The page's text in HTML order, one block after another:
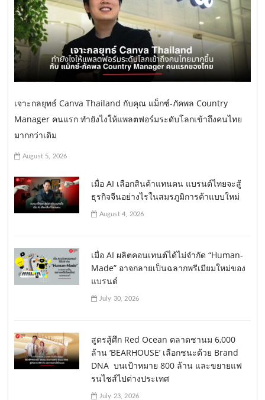
เจาะกลยุทธ์ Canva Thailand กับคุณ แม็กซ์-ภัคพล Country
Manager คนแรก ทำยังไงให้แพลตฟอร์มระดับโลกเข้าถึงคนไทย
มากกว่าเดิม
August 5, 2026
เมื่อ AI เลือกสินค้าแทนคน แบรนด์ไทยจะสู้
ธุรกิจจีนอย่างไรในสมรภูมิการค้าแบบใหม่
August 4, 2026
เมื่อ AI ผลิตคอนเทนต์ได้ไม่จำกัด “Human-
Made” อาจกลายเป็นฉลากพรีเมียมใหม่ของ
แบรนด์
July 30, 2026
สูตรสู้ศึก Red Ocean ตลาดชานม 6,000
ล้าน ‘BEARHOUSE’ เลือกชนะด้วย Brand
DNA บนเป้าหมาย 800 ล้าน และขยายแฟ
รนไชส์ไปต่างประเทศ
July 23, 2026